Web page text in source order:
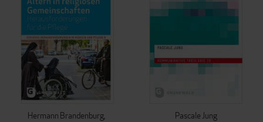
Hermann Brandenburg
Pascale Jung